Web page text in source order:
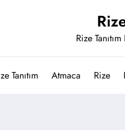
Rize Tanıtım
Tanıtım Atmaca Rize